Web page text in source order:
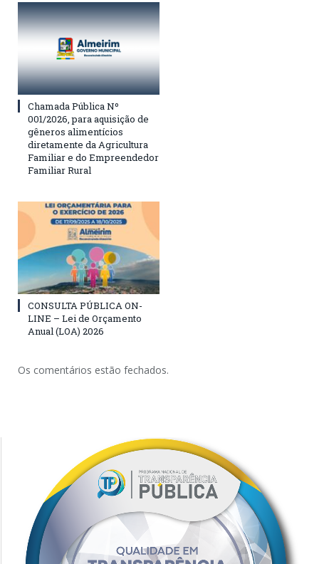
Chamada Pública Nº
001/2026, para aquisição de
gêneros alimentícios
diretamente da Agricultura
Familiar e do Empreendedor
Familiar Rural
CONSULTA PÚBLICA ON-
LINE – Lei de Orçamento
Anual (LOA) 2026
Os comentários estão fechados.